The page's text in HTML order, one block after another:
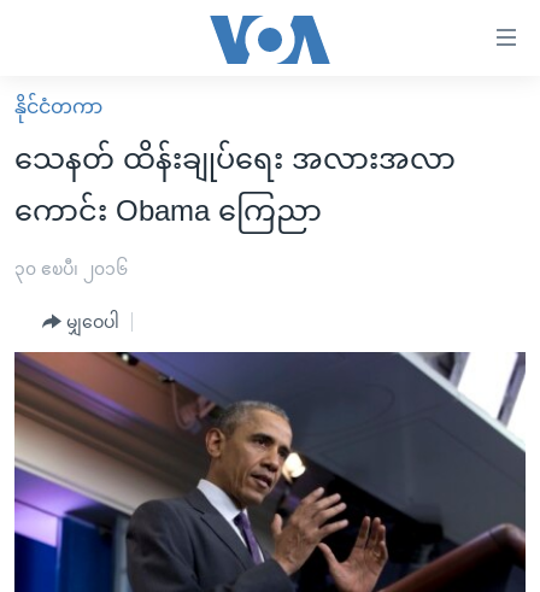
လွယ်ကူ
စေ
များ
အကြောင်းအရာ
သို့
ကျော်
ကြည့်
ပင်မ
မူလစာမျက်နှာ
မြန်မာ
ကမ္ဘာ့သတင်းများ
နိုင်ငံတကာ
အစ္စရေး-ပါလက်စတိုင်း
ဗွီဒီယို
ရပ်ဝန်းတခု လမ်းတခု အလွန်
အင်္ဂလိပ်စာလေ့လာမယ်
အမေရိကန်သုံးအီဒီယံ
မကြေးမုံရဲ့ အင်္ဂလိပ်စာ
ရုပ်ရှင်ထဲက အင်္ဂလိပ်စာ
သုတပဒေသာ အင်္ဂလိပ်စာ
အပတ်စဉ်ကဏ္ဍများ
ရေဒီယို
တီဗွီ
ရေဒီယိုနှင့်ရုပ်သံ အချက်အလက်များ
ရေဒီယို/တီဗွီအစီအစဉ်
Learning English
နိုင်ငံတကာ
သေနတ် ထိန်းချုပ်ရေး အလားအလာ
ကောင်း Obama ကြေညာ
၃၀ ဧၿပီ၊ ၂၀၁၆
မျှဝေပါ